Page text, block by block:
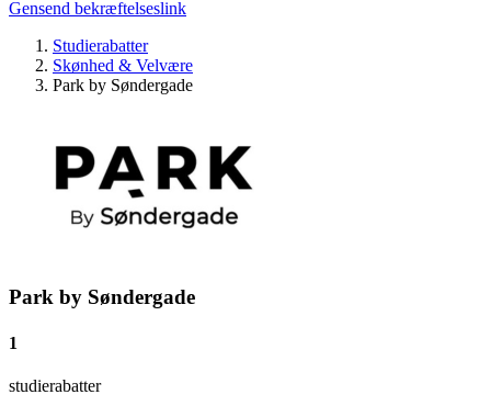
Gensend bekræftelseslink
Studierabatter
Skønhed & Velvære
Park by Søndergade
Park by Søndergade
1
studierabatter